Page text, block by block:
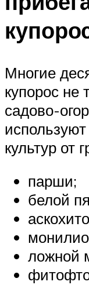
Многие
купорос не
садово-
культур от
парши;
белой
ложной